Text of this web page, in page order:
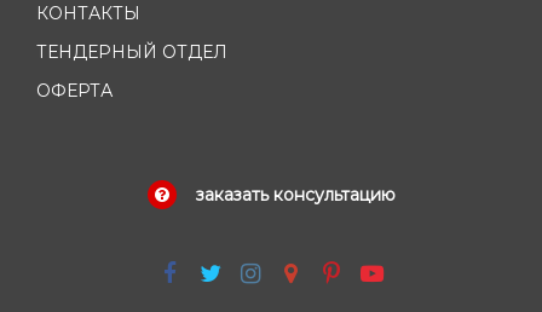
КОНТАКТЫ
ТЕНДЕРНЫЙ ОТДЕЛ
ОФЕРТА
заказать консультацию